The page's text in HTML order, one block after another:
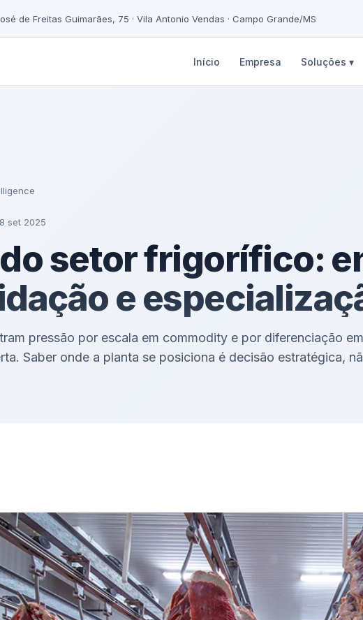
de Freitas Guimarães, 75 · Vila Antonio Vendas · Campo Grande/MS
Início Empresa Soluções ▾
set 2025
setor frigorífico:
e
pressão por escala em commodity e por diferenciação
Saber onde a planta se posiciona é decisão estratégica,